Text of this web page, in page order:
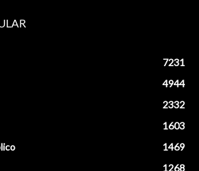
7231
4944
2332
1603
1469
1268